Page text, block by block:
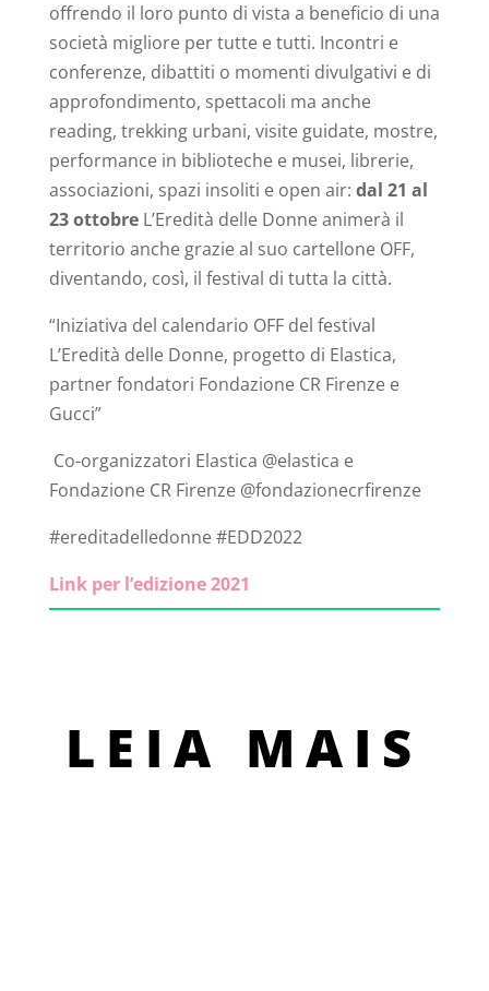
offrendo il loro punto di vista a beneficio di una
società migliore per tutte e tutti. Incontri e
conferenze, dibattiti o momenti divulgativi e di
approfondimento, spettacoli ma anche
reading, trekking urbani, visite guidate, mostre,
performance in biblioteche e musei, librerie,
associazioni, spazi insoliti e open air: dal 21 al
23 ottobreL’Eredità delle Donne animerà il
territorio anche grazie al suo cartellone OFF,
diventando, così, il festival di tutta la città.
“Iniziativa del calendario OFF del festival
L’Eredità delle Donne, progetto di Elastica,
partner fondatori Fondazione CR Firenze e
Gucci”
Co-organizzatori Elastica @elastica e
Fondazione CR Firenze @fondazionecrfirenze
#ereditadelledonne #EDD2022
Link per l’edizione 2021
LEIA MAIS